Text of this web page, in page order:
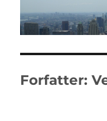
Forfatter: